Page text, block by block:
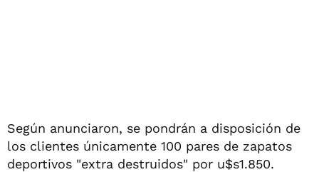
Según anunciaron, se pondrán a disposición de
los clientes únicamente 100 pares de zapatos
deportivos "extra destruidos" por u$s1.850.